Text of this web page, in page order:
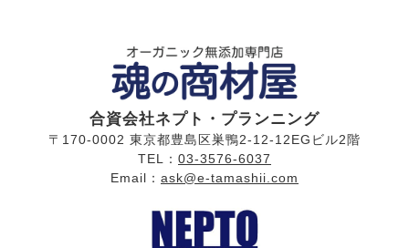
合資会社ネプト・プランニング
〒170-0002 東京都豊島区巣鴨2-12-12EGビル2階
TEL： 03-3576-6037
Email： ask@e-tamashii.com